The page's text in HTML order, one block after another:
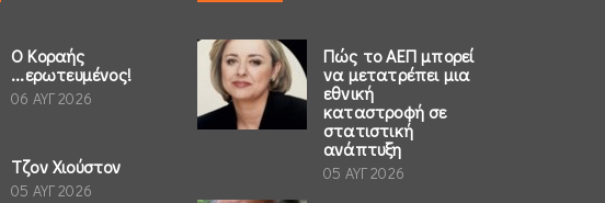
Ο Κοραής
...ερωτευμένος!
06 ΑΥΓ 2026
Τζον Χιούστον
05 ΑΥΓ 2026
Πώς το ΑΕΠ μπορεί
να μετατρέπει μια
εθνική
καταστροφή σε
στατιστική
ανάπτυξη
05 ΑΥΓ 2026